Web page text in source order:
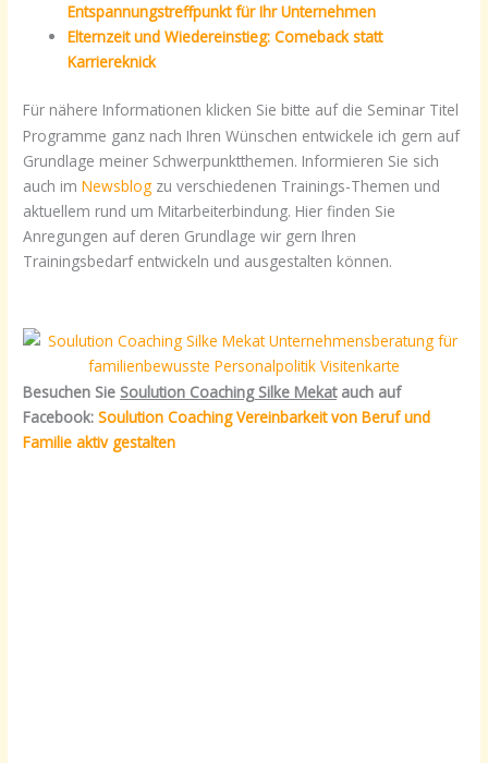
Entspannungstreffpunkt für Ihr Unternehmen
Elternzeit und Wiedereinstieg: Comeback statt
Karriereknick
Für nähere Informationen klicken Sie bitte auf die Seminar Titel
Programme ganz nach Ihren Wünschen entwickele ich gern auf
Grundlage meiner Schwerpunktthemen. Informieren Sie sich
auch imNewsblog zu verschiedenen Trainings-Themen und
aktuellem rund um Mitarbeiterbindung. Hier finden Sie
Anregungen auf deren Grundlage wir gern Ihren
Trainingsbedarf entwickeln und ausgestalten können.
Besuchen Sie Soulution Coaching Silke Mekatauch auf
Facebook:Soulution Coaching Vereinbarkeit von Beruf und
Familie aktiv gestalten